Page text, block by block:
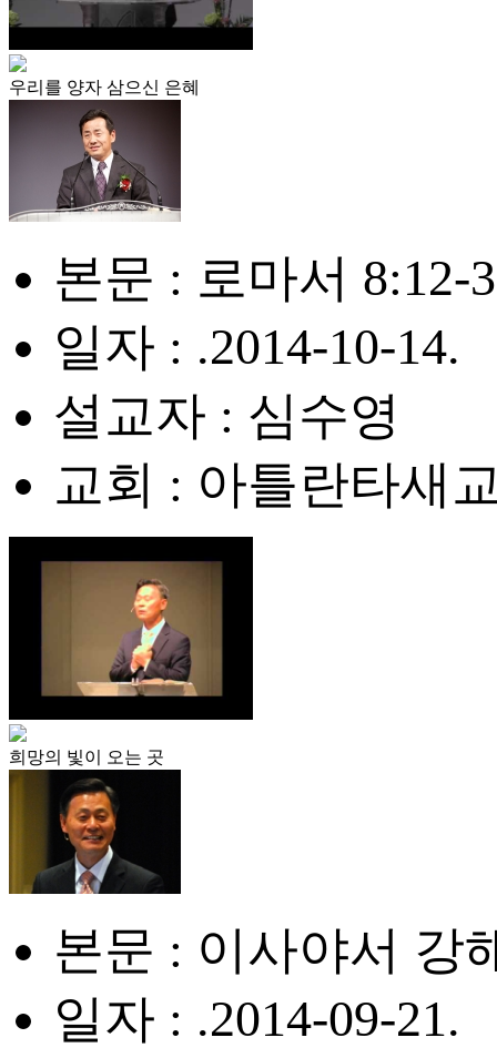
우리를 양자 삼으신 은혜
본문 : 로마서 8:12-
일자 : .2014-10-14.
설교자 : 심수영
교회 : 아틀란타새
희망의 빛이 오는 곳
본문 : 이사야서 강
일자 : .2014-09-21.